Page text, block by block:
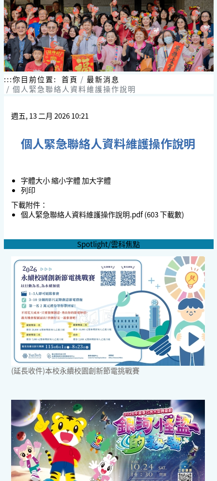
跳
到
主
要
內
容
區
塊
:::你目前位置: 首頁
最新消息
個人緊急聯絡人資料維護操作說明
週五, 13 二月 2026 10:21
個人緊急聯絡人資料維護操作說明
字體大小縮小字體加大字體
列印
下載附件：
個人緊急聯絡人資料維護操作說明.pdf (603 下載數)
Spotlight/雲科焦點
(延長收件)本校永續校園創新節電挑戰賽